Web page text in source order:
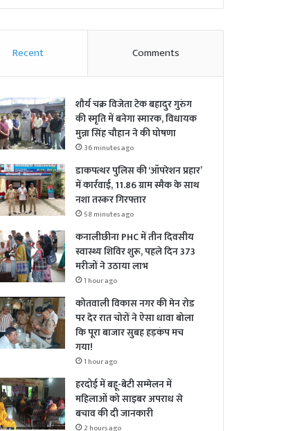
Recent Comments
शौर्य चक्र विजेता टेक बहादुर गुरुंग
की स्मृति में बनेगा स्मारक, विधायक
मुन्ना सिंह चौहान ने की घोषणा
36 minutes ago
डाकपत्थर पुलिस की ‘ऑपरेशन प्रहार’
में कार्रवाई, 11.86 ग्राम स्मैक के साथ
नशा तस्कर गिरफ्तार
58 minutes ago
कनालीछीना PHC में तीन दिवसीय
स्वास्थ्य शिविर शुरू, पहले दिन 373
मरीजों ने उठाया लाभ
1 hour ago
कोतवाली विकास नगर की मेन रोड
पर देर रात चोरों ने ऐसा धावा बोला
कि पूरा बाजार सुबह हड़कंप मच
गया!
1 hour ago
हरदोई में बहू-बेटी सम्मेलन में
महिलाओं को साइबर अपराध से
बचाव की दी जानकारी
2 hours ago